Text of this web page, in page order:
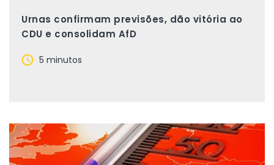
Urnas confirmam previsões, dão vitória ao
CDU e consolidam AfD
5 minutos